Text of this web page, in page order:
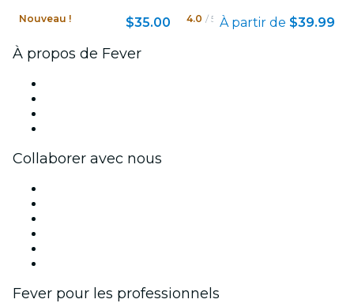
Nouveau ! $35.00 4.0 / 5 À partir de $39.99
À propos de Fever
Collaborer avec nous
Fever pour les professionnels